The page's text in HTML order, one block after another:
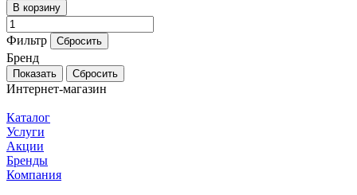
В корзину
Фильтр Сбросить
Бренд
Сбросить
Интернет-магазин
Каталог
Услуги
Акции
Бренды
Компания